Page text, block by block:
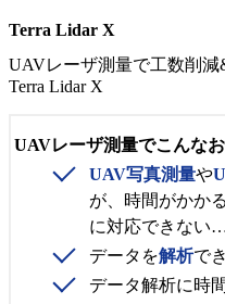
Terra Lidar X
UAVレーザ測量で工数削減
Terra Lidar X
UAVレーザ測量でこんな
UAV写真測量や
が、時間がかか
に対応できない
データを解析で
データ解析に時